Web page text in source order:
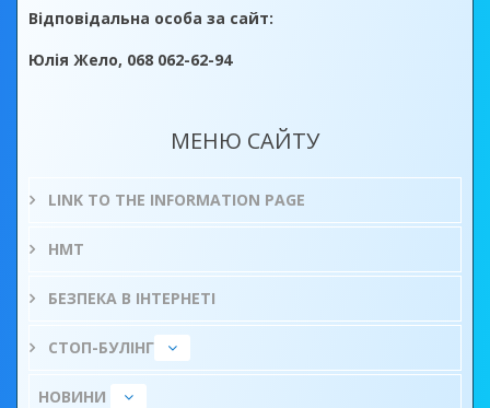
Відповідальна особа за сайт:
Юлія Жело, 068 062-62-94
МЕНЮ САЙТУ
LINK TO THE INFORMATION PAGE
НМТ
БЕЗПЕКА В ІНТЕРНЕТІ
СТОП-БУЛІНГ
НОВИНИ